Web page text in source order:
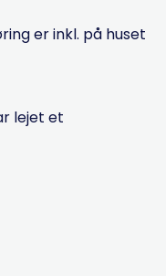
er inkl. på huset
lejet et